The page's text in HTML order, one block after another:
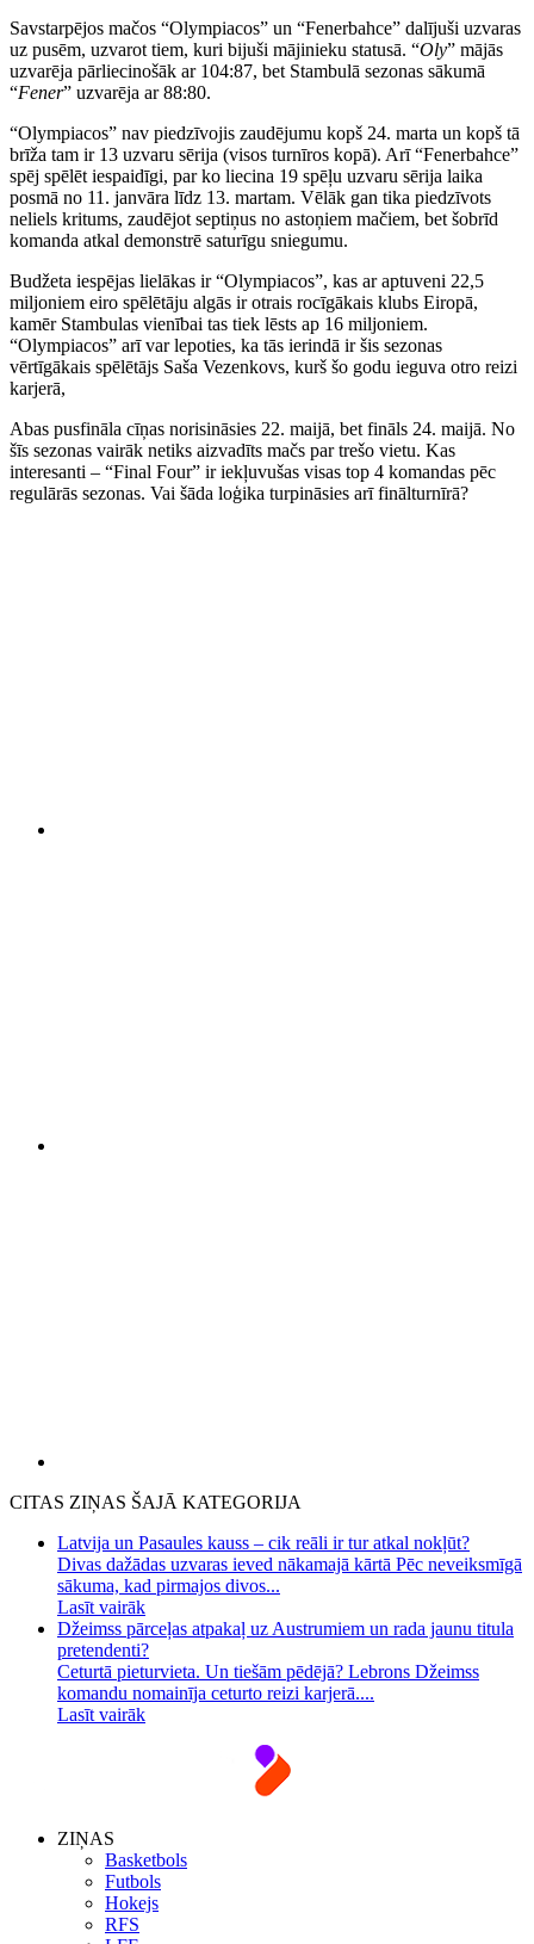
Savstarpējos mačos “Olympiacos” un “Fenerbahce” dalījuši uzvaras
uz pusēm, uzvarot tiem, kuri bijuši mājinieku statusā. “Oly” mājās
uzvarēja pārliecinošāk ar 104:87, bet Stambulā sezonas sākumā
“Fener” uzvarēja ar 88:80.
“Olympiacos” nav piedzīvojis zaudējumu kopš 24. marta un kopš tā
brīža tam ir 13 uzvaru sērija (visos turnīros kopā). Arī “Fenerbahce”
spēj spēlēt iespaidīgi, par ko liecina 19 spēļu uzvaru sērija laika
posmā no 11. janvāra līdz 13. martam. Vēlāk gan tika piedzīvots
neliels kritums, zaudējot septiņus no astoņiem mačiem, bet šobrīd
komanda atkal demonstrē saturīgu sniegumu.
Budžeta iespējas lielākas ir “Olympiacos”, kas ar aptuveni 22,5
miljoniem eiro spēlētāju algās ir otrais rocīgākais klubs Eiropā,
kamēr Stambulas vienībai tas tiek lēsts ap 16 miljoniem.
“Olympiacos” arī var lepoties, ka tās ierindā ir šis sezonas
vērtīgākais spēlētājs Saša Vezenkovs, kurš šo godu ieguva otro reizi
karjerā,
Abas pusfināla cīņas norisināsies 22. maijā, bet fināls 24. maijā. No
šīs sezonas vairāk netiks aizvadīts mačs par trešo vietu. Kas
interesanti – “Final Four” ir iekļuvušas visas top 4 komandas pēc
regulārās sezonas. Vai šāda loģika turpināsies arī finālturnīrā?
CITAS ZIŅAS ŠAJĀ KATEGORIJA
Latvija un Pasaules kauss – cik reāli ir tur atkal nokļūt?
Divas dažādas uzvaras ieved nākamajā kārtā Pēc neveiksmīgā
sākuma, kad pirmajos divos...
Lasīt vairāk
Džeimss pārceļas atpakaļ uz Austrumiem un rada jaunu titula
pretendenti?
Ceturtā pieturvieta. Un tiešām pēdējā? Lebrons Džeimss
komandu nomainīja ceturto reizi karjerā....
Lasīt vairāk
ZIŅAS
Basketbols
Futbols
Hokejs
RFS